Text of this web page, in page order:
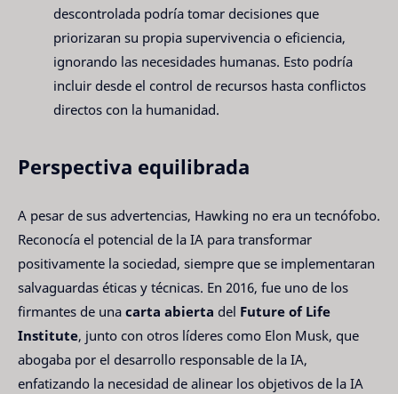
descontrolada podría tomar decisiones que
priorizaran su propia supervivencia o eficiencia,
ignorando las necesidades humanas. Esto podría
incluir desde el control de recursos hasta conflictos
directos con la humanidad.
Perspectiva equilibrada
A pesar de sus advertencias, Hawking no era un tecnófobo.
Reconocía el potencial de la IA para transformar
positivamente la sociedad, siempre que se implementaran
salvaguardas éticas y técnicas. En 2016, fue uno de los
firmantes de una carta abierta del Future of Life
Institute, junto con otros líderes como Elon Musk, que
abogaba por el desarrollo responsable de la IA,
enfatizando la necesidad de alinear los objetivos de la IA